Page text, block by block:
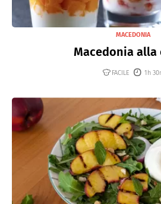
MACEDONIA
Macedonia alla
FACILE 1h